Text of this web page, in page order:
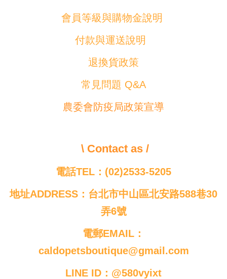
會員等級與購物金說明
付款與運送說明
退換貨政策
常見問題 Q&A
農委會防疫局政策宣導
\ Contact as /
電話TEL：(02)2533-5205
地址ADDRESS：台北市中山區北安路588巷30
弄6號
電郵EMAIL：
caldopetsboutique@gmail.com
LINE ID：@580vyixt